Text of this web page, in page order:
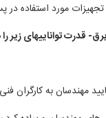
تجهیزات مورد
قدرت تواناییهای زیر را
مهندسان به کارگران